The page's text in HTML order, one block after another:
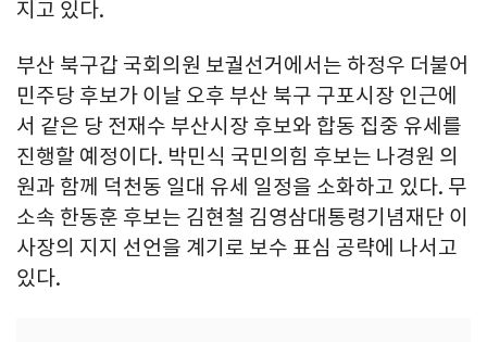
지고 있다.
부산 북구갑 국회의원 보궐선거에서는 하정우 더불어
민주당 후보가 이날 오후 부산 북구 구포시장 인근에
서 같은 당 전재수 부산시장 후보와 합동 집중 유세를
진행할 예정이다. 박민식 국민의힘 후보는 나경원 의
원과 함께 덕천동 일대 유세 일정을 소화하고 있다. 무
소속 한동훈 후보는 김현철 김영삼대통령기념재단 이
사장의 지지 선언을 계기로 보수 표심 공략에 나서고
있다.